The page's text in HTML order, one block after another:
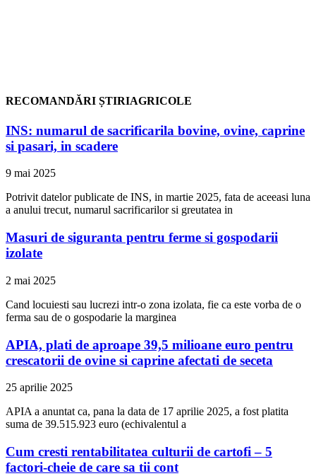
RECOMANDĂRI ȘTIRIAGRICOLE
INS: numarul de sacrificarila bovine, ovine, caprine
si pasari, in scadere
9 mai 2025
Potrivit datelor publicate de INS, in martie 2025, fata de aceeasi luna
a anului trecut, numarul sacrificarilor si greutatea in
Masuri de siguranta pentru ferme si gospodarii
izolate
2 mai 2025
Cand locuiesti sau lucrezi intr-o zona izolata, fie ca este vorba de o
ferma sau de o gospodarie la marginea
APIA, plati de aproape 39,5 milioane euro pentru
crescatorii de ovine si caprine afectati de seceta
25 aprilie 2025
APIA a anuntat ca, pana la data de 17 aprilie 2025, a fost platita
suma de 39.515.923 euro (echivalentul a
Cum cresti rentabilitatea culturii de cartofi – 5
factori-cheie de care sa tii cont